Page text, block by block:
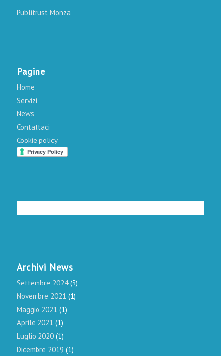
Publitrust Monza
Pagine
Home
Servizi
News
Contattaci
Cookie policy
Archivi News
Settembre 2024(3)
Novembre 2021 (1)
Maggio 2021 (1)
Aprile 2021 (1)
Luglio 2020(1)
Dicembre 2019 (1)